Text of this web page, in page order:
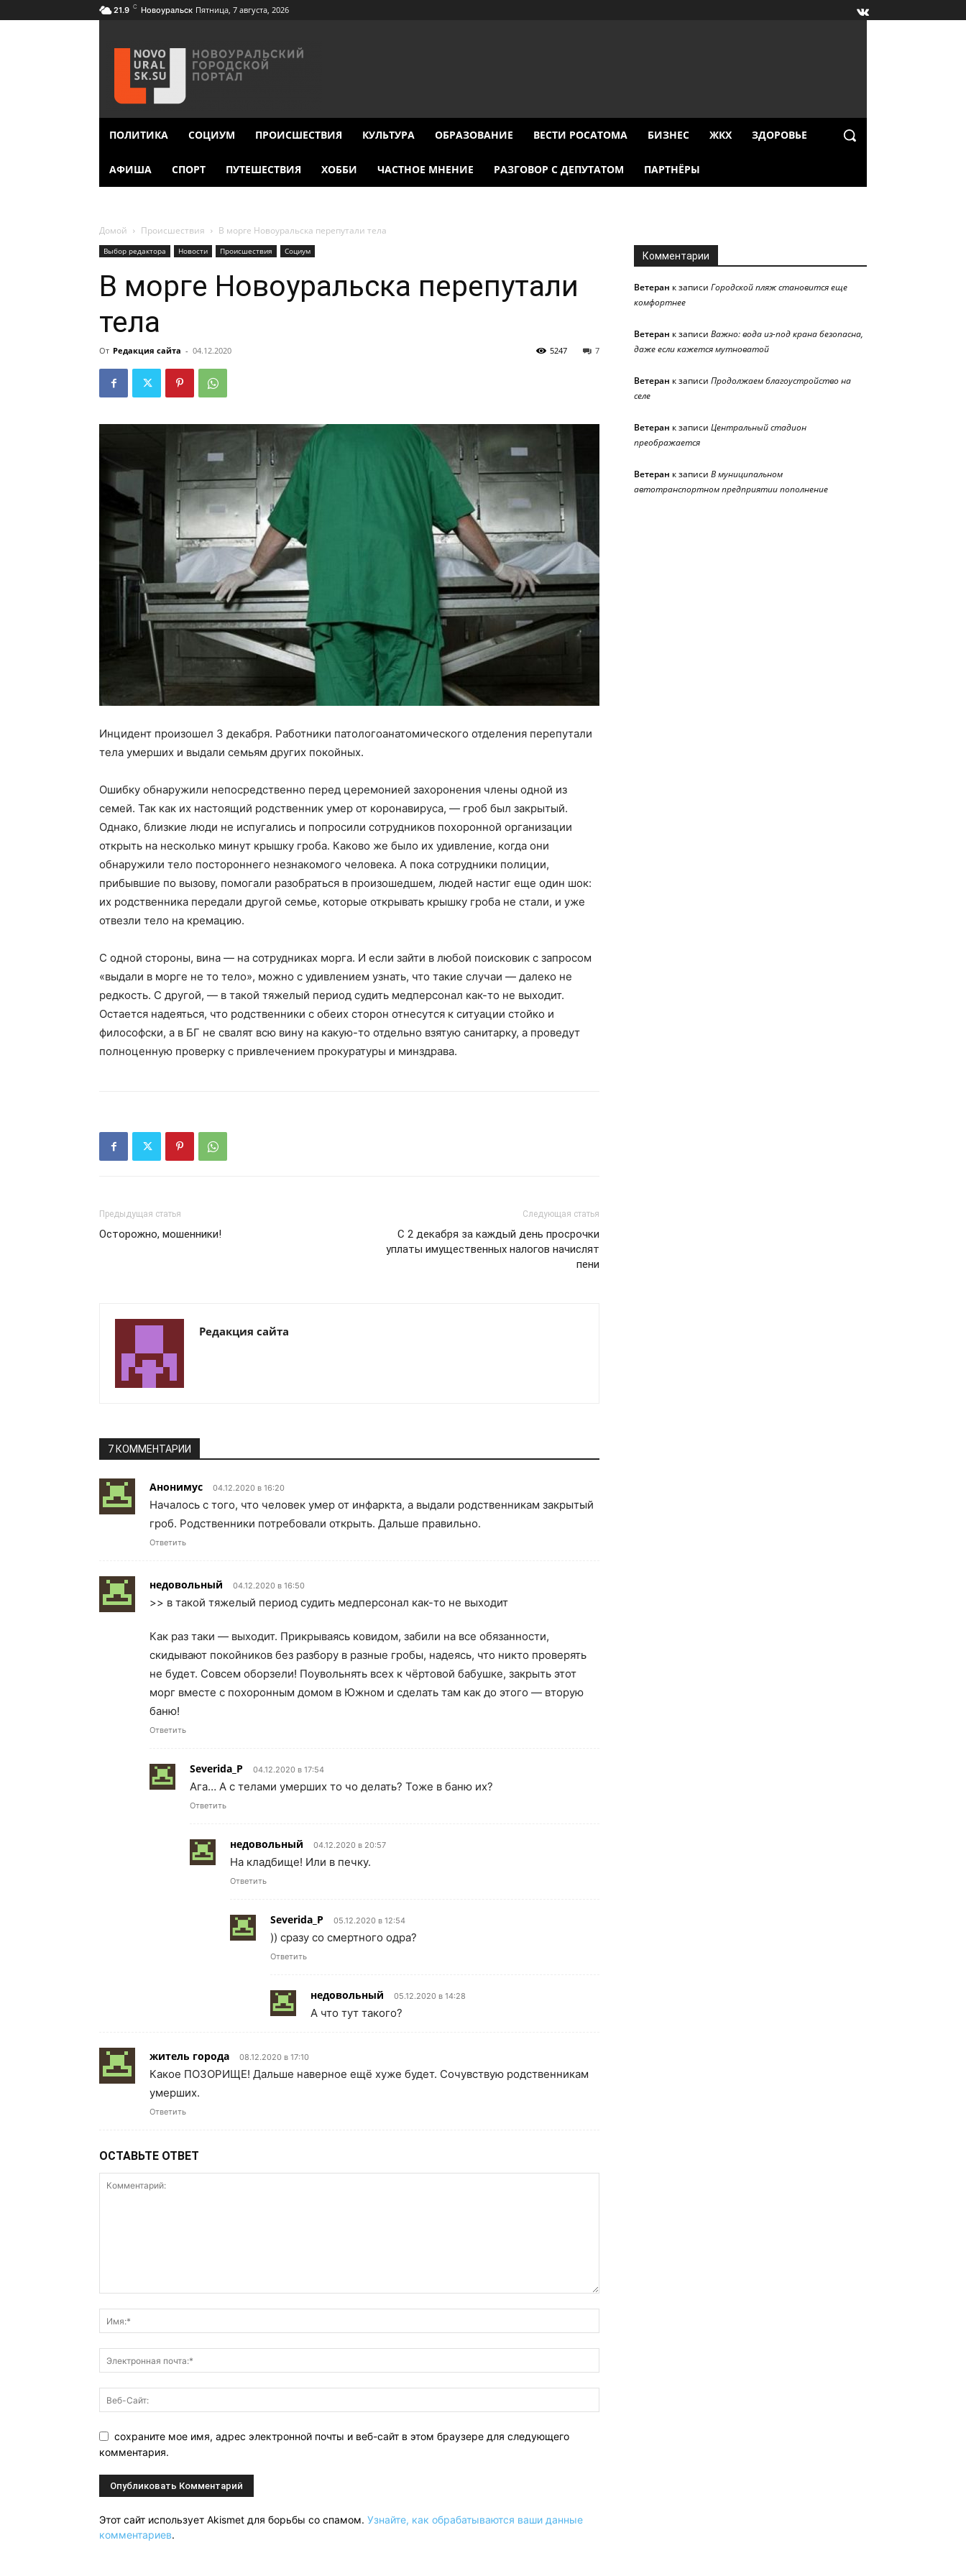
21.9 C Новоуральск Пятница, 7 августа, 2026
ПОЛИТИКА СОЦИУМ ПРОИСШЕСТВИЯ КУЛЬТУРА ОБРАЗОВАНИЕ ВЕСТИ РОСАТОМА БИЗНЕС ЖКХ ЗДОРОВЬЕ
АФИША СПОРТ ПУТЕШЕСТВИЯ ХОББИ ЧАСТНОЕ МНЕНИЕ РАЗГОВОР С ДЕПУТАТОМ ПАРТНЁРЫ
Домой Происшествия В морге Новоуральска перепутали тела
Выбор редактора Новости Происшествия Социум
В морге Новоуральска перепутали
тела
От Редакция сайта - 04.12.2020 7
5247
Инцидент произошел 3 декабря. Работники патологоанатомического отделения перепутали
тела умерших и выдали семьям других покойных.
Ошибку обнаружили непосредственно перед церемонией захоронения члены одной из
семей. Так как их настоящий родственник умер от коронавируса, — гроб был закрытый.
Однако, близкие люди не испугались и попросили сотрудников похоронной организации
открыть на несколько минут крышку гроба. Каково же было их удивление, когда они
обнаружили тело постороннего незнакомого человека. А пока сотрудники полиции,
прибывшие по вызову, помогали разобраться в произошедшем, людей настиг еще один шок:
их родственника передали другой семье, которые открывать крышку гроба не стали, и уже
отвезли тело на кремацию.
С одной стороны, вина — на сотрудниках морга. И если зайти в любой поисковик с запросом
«выдали в морге не то тело», можно с удивлением узнать, что такие случаи — далеко не
редкость. С другой, — в такой тяжелый период судить медперсонал как-то не выходит.
Остается надеяться, что родственники с обеих сторон отнесутся к ситуации стойко и
философски, а в БГ не свалят всю вину на какую-то отдельно взятую санитарку, а проведут
полноценную проверку с привлечением прокуратуры и минздрава.
Предыдущая статья
Осторожно, мошенники!
Следующая статья
C 2 декабря за каждый день просрочки
уплаты имущественных налогов начислят
пени
Редакция сайта
7 КОММЕНТАРИИ
Анонимус 04.12.2020 в 16:20
Началось с того, что человек умер от инфаркта, а выдали родственникам закрытый
гроб. Родственники потребовали открыть. Дальше правильно.
Ответить
недовольный 04.12.2020 в 16:50
>> в такой тяжелый период судить медперсонал как-то не выходит
Как раз таки — выходит. Прикрываясь ковидом, забили на все обязанности,
скидывают покойников без разбору в разные гробы, надеясь, что никто проверять
не будет. Совсем оборзели! Поувольнять всех к чёртовой бабушке, закрыть этот
морг вместе с похоронным домом в Южном и сделать там как до этого — вторую
баню!
Ответить
Severida_P 04.12.2020 в 17:54
Ага… А с телами умерших то чо делать? Тоже в баню их?
Ответить
недовольный 04.12.2020 в 20:57
На кладбище! Или в печку.
Ответить
Severida_P 05.12.2020 в 12:54
)) сразу со смертного одра?
Ответить
недовольный 05.12.2020 в 14:28
А что тут такого?
житель города 08.12.2020 в 17:10
Какое ПОЗОРИЩЕ! Дальше наверное ещё хуже будет. Сочувствую родственникам
умерших.
Ответить
ОСТАВЬТЕ ОТВЕТ
сохраните мое имя, адрес электронной почты и веб-сайт в этом браузере для следующего
комментария.
Этот сайт использует Akismet для борьбы со спамом. Узнайте, как обрабатываются ваши данные
комментариев.
Комментарии
Ветеран к записи Городской пляж становится еще
комфортнее
Ветеран к записи Важно: вода из-под крана безопасна,
даже если кажется мутноватой
Ветеран к записи Продолжаем благоустройство на
селе
Ветеран к записи Центральный стадион
преображается
Ветеран к записи В муниципальном
автотранспортном предприятии пополнение